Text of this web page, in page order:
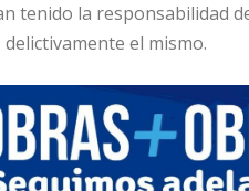
tenido la responsabilidad
el mismo.